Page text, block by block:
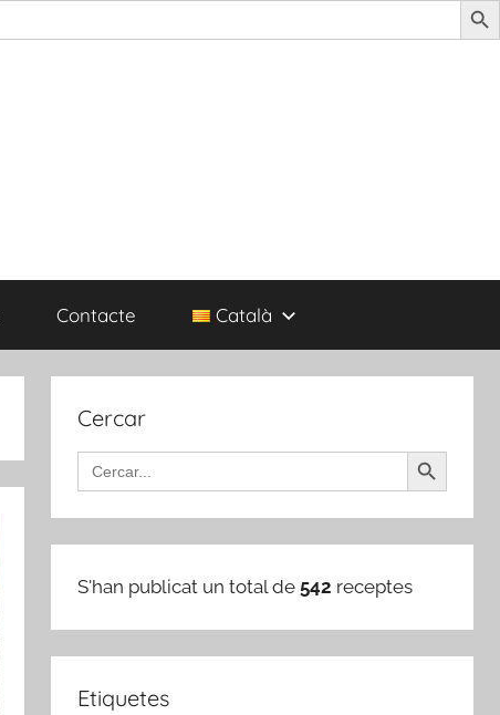
Contacte Català
Cercar
Search
for:
Search Button
S'han publicat un total de542 receptes
Etiquetes